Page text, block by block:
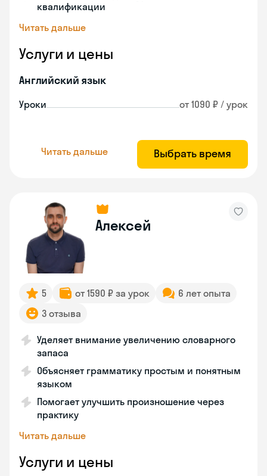
квалификации
Читать дальше
Услуги и цены
Английский язык
Уроки от 1090 ₽ / урок
Читать дальше Выбрать время
Алексей
5 от 1590 ₽ за урок
6 лет опыта
3 отзыва
Уделяет внимание увеличению словарного
запаса
Объясняет грамматику простым и понятным
языком
Помогает улучшить произношение через
практику
Читать дальше
Услуги и цены